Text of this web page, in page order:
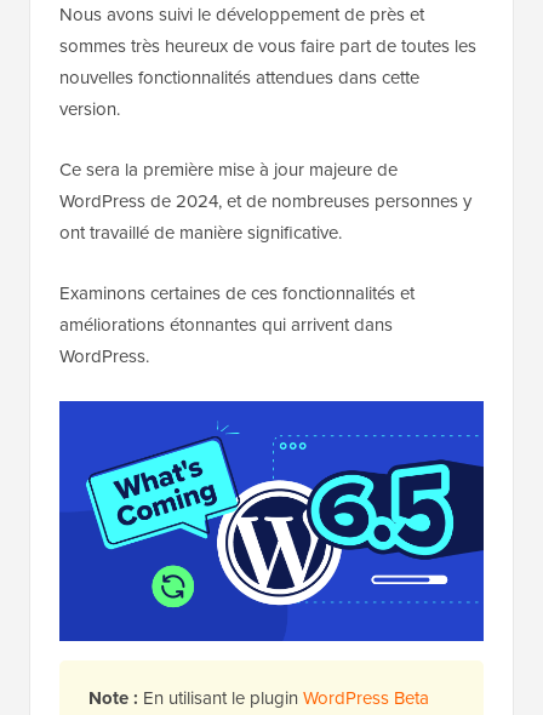
Nous avons suivi le développement de près et
sommes très heureux de vous faire part de toutes les
nouvelles fonctionnalités attendues dans cette
version.
Ce sera la première mise à jour majeure de
WordPress de 2024, et de nombreuses personnes y
ont travaillé de manière significative.
Examinons certaines de ces fonctionnalités et
améliorations étonnantes qui arrivent dans
WordPress.
Note : En utilisant le plugin WordPress Beta